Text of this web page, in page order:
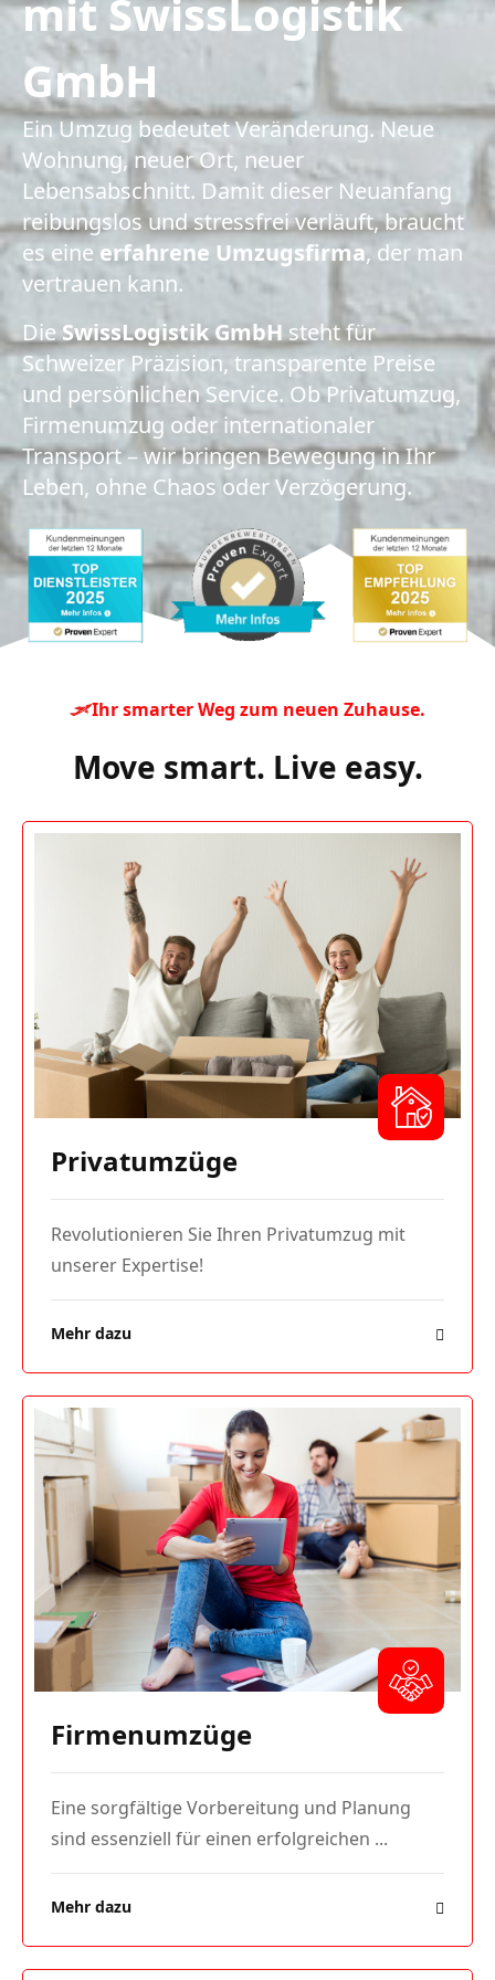
mit SwissLogistik
GmbH
Ein Umzug bedeutet Veränderung. Neue
Wohnung, neuer Ort, neuer
Lebensabschnitt. Damit dieser Neuanfang
reibungslos und stressfrei verläuft, braucht
es eine erfahrene Umzugsfirma, der man
vertrauen kann.
DieSwissLogistik GmbHsteht für
Schweizer Präzision, transparente Preise
und persönlichen Service. Ob Privatumzug,
Firmenumzug oder internationaler
Transport – wir bringen Bewegung in Ihr
Leben, ohne Chaos oder Verzögerung.
Ihr smarter Weg zum neuen Zuhause.
Move smart. Live easy.
Privatumzüge
Revolutionieren Sie Ihren Privatumzug mit
unserer Expertise!
Mehr dazu
Firmenumzüge
Eine sorgfältige Vorbereitung und Planung
sind essenziell für einen erfolgreichen ...
Mehr dazu